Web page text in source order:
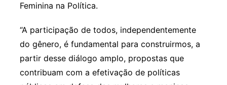
Feminina na Política.
“A participação de todos, independentemente
do gênero, é fundamental para construirmos, a
partir desse diálogo amplo, propostas que
contribuam com a efetivação de políticas